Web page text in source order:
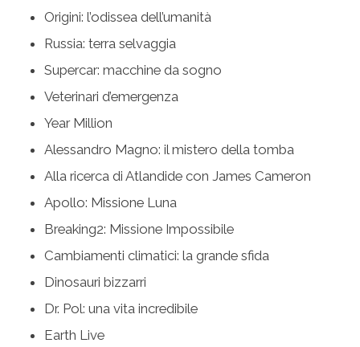
Origini: l’odissea dell’umanità
Russia: terra selvaggia
Supercar: macchine da sogno
Veterinari d’emergenza
Year Million
Alessandro Magno: il mistero della tomba
Alla ricerca di Atlandide con James Cameron
Apollo: Missione Luna
Breaking2: Missione Impossibile
Cambiamenti climatici: la grande sfida
Dinosauri bizzarri
Dr. Pol: una vita incredibile
Earth Live